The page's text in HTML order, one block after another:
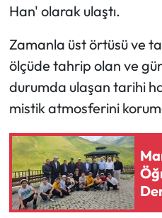
Han' olarak ulaştı.
Zamanla üst örtüsü ve
ölçüde tahrip olan ve
durumda ulaşan tarihi
mistik atmosferini